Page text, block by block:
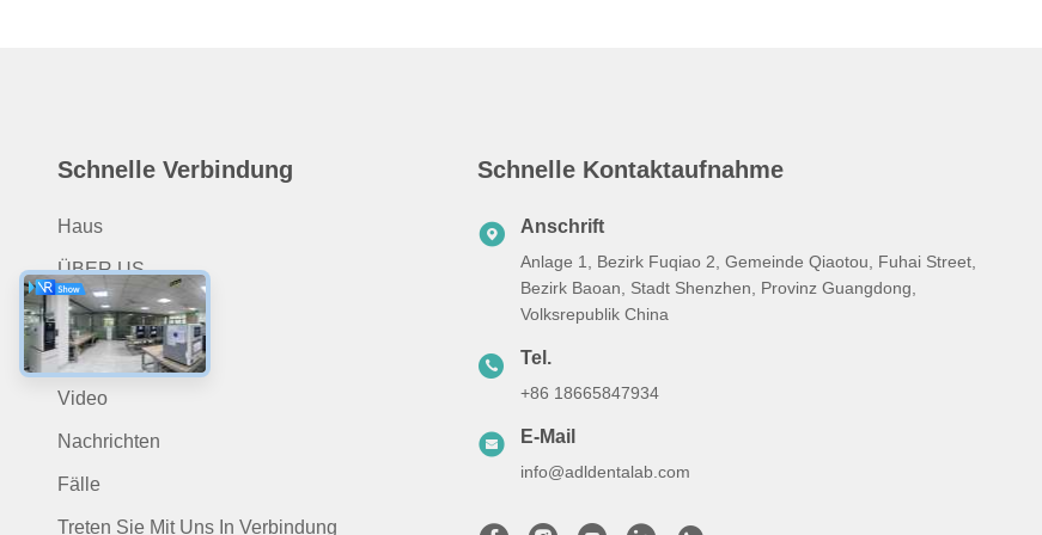
Schnelle Verbindung
Haus
ÜBER US
Produits
Anwendung
Video
Nachrichten
Fälle
Treten Sie Mit Uns In Verbindung
Schnelle Kontaktaufnahme
Anschrift
Anlage 1, Bezirk Fuqiao 2, Gemeinde Qiaotou, Fuhai Street,
Bezirk Baoan, Stadt Shenzhen, Provinz Guangdong,
Volksrepublik China
Tel.
+86 18665847934
E-Mail
info@adldentalab.com